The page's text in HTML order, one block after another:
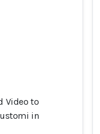
Video to
in